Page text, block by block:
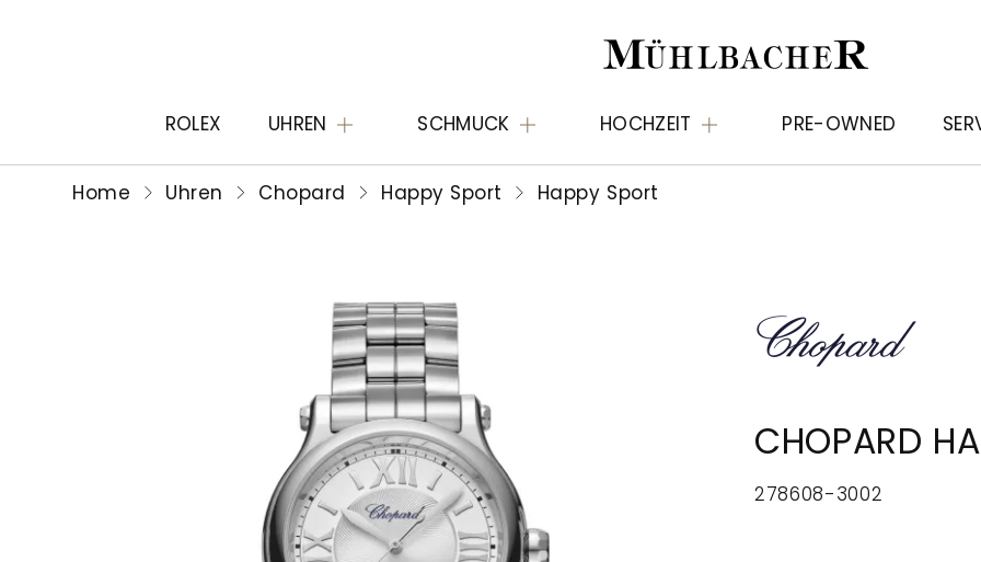
ROLEX UHREN SCHMUCK HOCHZEIT PRE-OWNED
Home Uhren Chopard Happy Sport Happy Sport
CHOPARD
278608-3002